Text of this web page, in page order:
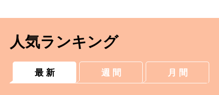
人気ランキング
最 新 週 間 月 間